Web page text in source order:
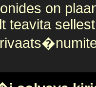
on
teavita